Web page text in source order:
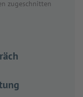
zugeschnitten